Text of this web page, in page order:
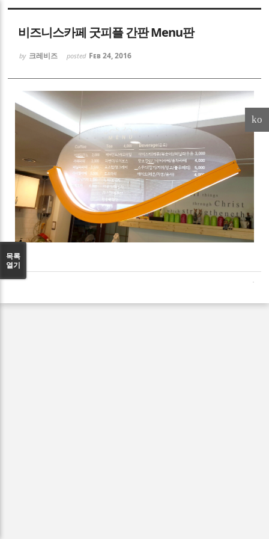
비즈니스카페 굿피플 간판 Menu판
by 크레비즈 posted Feb 24, 2016
목록
열기
ko
Sketchbook5, 스케치북5
Sketchbook5, 스케치북5